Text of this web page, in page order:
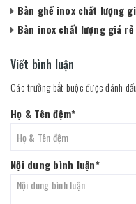
Bàn ghế inox chất lượng
Bàn inox chất lượng giá rẻ
Viết bình luận
Các trường bắt buộc được đánh dấu
Họ & Tên đệm*
Nội dung bình luận*